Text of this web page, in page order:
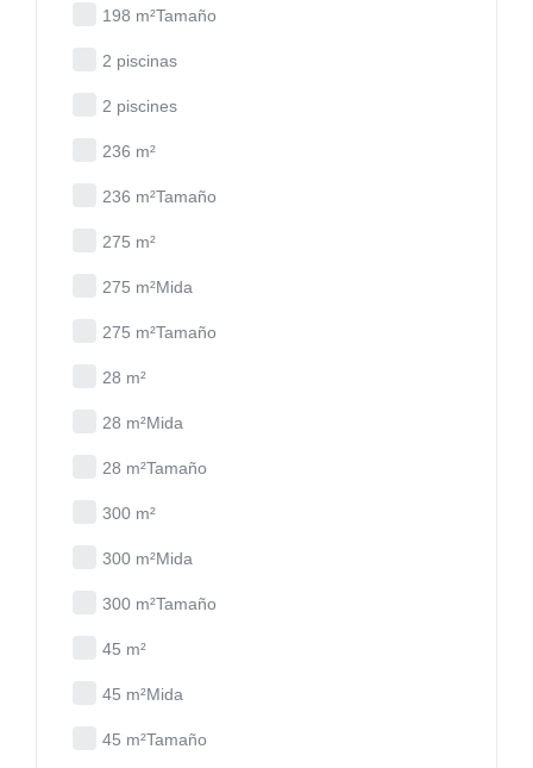
198 m²Tamaño
2 piscinas
2 piscines
236 m²
236 m²Tamaño
275 m²
275 m²Mida
275 m²Tamaño
28 m²
28 m²Mida
28 m²Tamaño
300 m²
300 m²Mida
300 m²Tamaño
45 m²
45 m²Mida
45 m²Tamaño